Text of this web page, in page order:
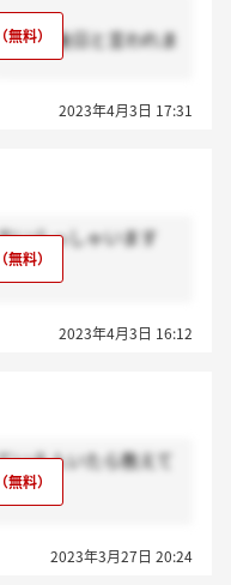
が、後日と言われま
2023年4月3日 17:31
いらっしゃいます
2023年4月3日 16:12
いる人いたら教えて
2023年3月27日 20:24